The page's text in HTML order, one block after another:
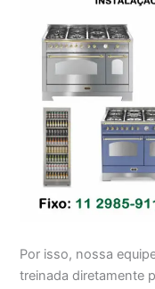
Por isso, nossa
treinada diretamente